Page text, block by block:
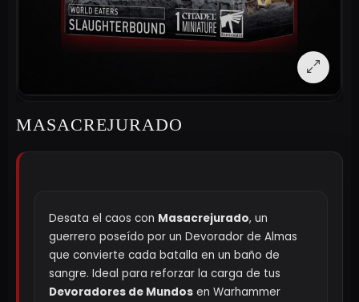
MASACREJURADO
Desata el caos con Masacrejurado, un
guerrero poseído por un Devorador de Almas
que convierte cada batalla en un baño de
sangre. Ideal para reforzar la carga de tus
Devoradores de Mundos en Warhammer